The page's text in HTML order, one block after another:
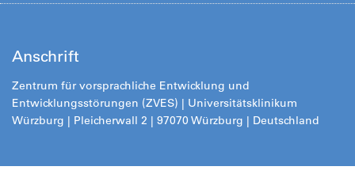
Anschrift
Zentrum für vorsprachliche Entwicklung und
Entwicklungsstörungen (ZVES) | Universitätsklinikum
Würzburg | Pleicherwall 2 | 97070 Würzburg | Deutschland